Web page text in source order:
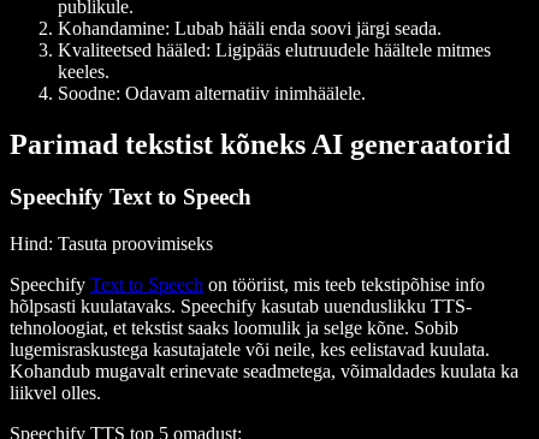
publikule.
Kohandamine: Lubab hääli enda soovi järgi seada.
Kvaliteetsed hääled: Ligipääs elutruudele häältele mitmes
keeles.
Soodne: Odavam alternatiiv inimhäälele.
Parimad tekstist kõneks AI generaatorid
Speechify Text to Speech
Hind: Tasuta proovimiseks
Speechify Text to Speech on tööriist, mis teeb tekstipõhise info
hõlpsasti kuulatavaks. Speechify kasutab uuenduslikku TTS-
tehnoloogiat, et tekstist saaks loomulik ja selge kõne. Sobib
lugemisraskustega kasutajatele või neile, kes eelistavad kuulata.
Kohandub mugavalt erinevate seadmetega, võimaldades kuulata ka
liikvel olles.
Speechify TTS top 5 omadust: